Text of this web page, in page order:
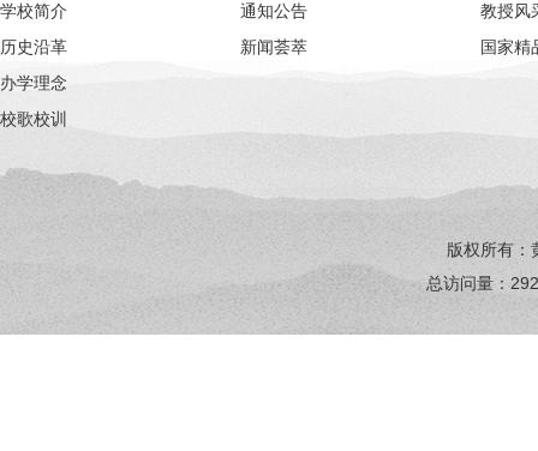
学校简介
历史沿革
办学理念
校歌校训
通知公告
新闻荟萃
教授风
国家精
版权所有
总访问量：